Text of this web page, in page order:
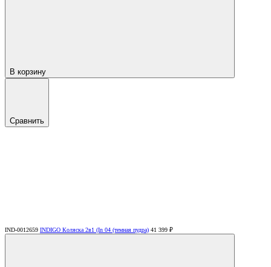
В корзину
Сравнить
IND-0012659 INDIGO Коляска 2в1 (In 04 (темная пудра) 41 399 ₽